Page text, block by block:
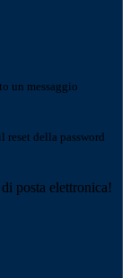
un messaggio
reset della password
posta elettronica!